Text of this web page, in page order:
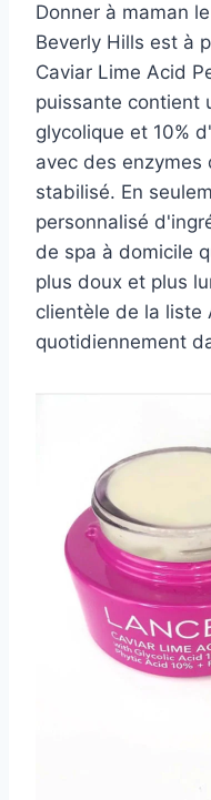
Donner à maman
Beverly Hills est à
Caviar Lime Acid
puissante contient
glycolique et 10%
avec des
stabilisé. En
personnalisé
de spa à domicile
plus doux et plus
clientèle de la liste
quotidiennement